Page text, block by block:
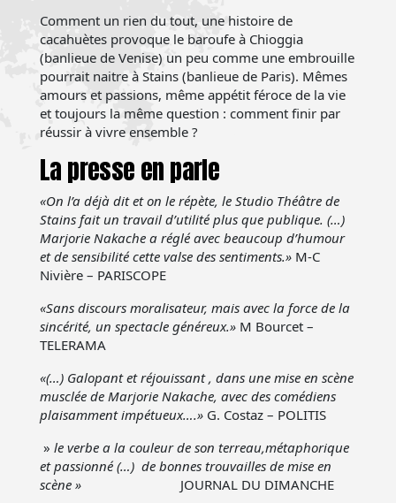
Comment un rien du tout, une histoire de
cacahuètes provoque le baroufe à Chioggia
(banlieue de Venise) un peu comme une embrouille
pourrait naitre à Stains (banlieue de Paris). Mêmes
amours et passions, même appétit féroce de la vie
et toujours la même question : comment finir par
réussir à vivre ensemble ?
La presse en parle
«On l’a déjà dit et on le répète, le Studio Théâtre de
Stains fait un travail d’utilité plus que publique. (…)
Marjorie Nakache a réglé avec beaucoup d’humour
et de sensibilité cette valse des sentiments.» M-C
Nivière – PARISCOPE
«Sans discours moralisateur, mais avec la force de la
sincérité, un spectacle généreux.» M Bourcet –
TELERAMA
«(…) Galopant et réjouissant , dans une mise en scène
musclée de Marjorie Nakache, avec des comédiens
plaisamment impétueux….» G. Costaz – POLITIS
» le verbe a la couleur de son terreau,métaphorique
et passionné (…) de bonnes trouvailles de mise en
scène » JOURNAL DU DIMANCHE